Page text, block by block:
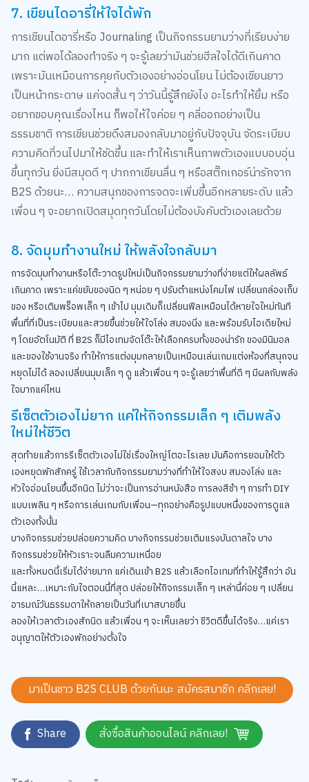
7. เขียนไดอารี่ให้ใจได้พัก
การเขียนไดอารี่หรือ Journaling เป็นกิจกรรมยามว่างที่เรียบง่าย
มาก แต่พอได้ลองทำจริง ๆ จะรู้เลยว่ามันช่วยฮีลใจได้ดีเกินคาด
เพราะมันเหมือนการคุยกับตัวเองอย่างอ่อนโยน ไม่ต้องเขียนยาว
เป็นหน้ากระดาษ แค่จดสั้น ๆ ว่าวันนี้รู้สึกยังไง อะไรทำให้ยิ้ม หรือ
อยากขอบคุณเรื่องไหน ก็พอให้ใจค่อย ๆ คลี่ออกอย่างเป็น
ธรรมชาติ การเขียนช่วยดึงสมองกลับมาอยู่กับปัจจุบัน จัดระเบียบ
ความคิดที่วนไปมาให้ชัดขึ้น และทำให้เราเห็นภาพตัวเองแบบอบอุ่น
ขึ้นทุกวัน ยิ่งมีสมุดดี ๆ ปากกาเขียนลื่น ๆ หรือสติ๊กเกอร์น่ารักจาก
B2S ด้วยนะ… ความสนุกของการจดจะเพิ่มขึ้นอีกหลายระดับ แล้ว
เพื่อน ๆ จะอยากเปิดสมุดทุกวันโดยไม่ต้องบังคับตัวเองเลยด้วย
8. จัดมุมทำงานใหม่ ให้พลังใจกลับมา
การจัดมุมทำงานหรือโต๊ะวาดรูปใหม่เป็นกิจกรรมยามว่างที่ง่ายแต่ให้ผลลัพธ์
เกินคาด เพราะแค่ขยับของนิด ๆ หน่อย ๆ ปรับตำแหน่งโคมไฟ เปลี่ยนกล่องเก็บ
ของ หรือเติมพร็อพเล็ก ๆ เข้าไป มุมเดิมก็เปลี่ยนฟีลเหมือนได้หายใจใหม่ทันที
พื้นที่ที่เป็นระเบียบและสวยขึ้นช่วยให้ใจโล่ง สมองนิ่ง และพร้อมรับไอเดียใหม่
ๆ โดยอัตโนมัติ ที่ B2S ก็มีไอเทมจัดโต๊ะให้เลือกครบทั้งของน่ารัก ของมินิมอล
และของใช้งานจริง ทำให้การแต่งมุมกลายเป็นเหมือนเล่นเกมแต่งห้องที่สนุกจน
หยุดไม่ได้ ลองเปลี่ยนมุมเล็ก ๆ ดู แล้วเพื่อน ๆ จะรู้เลยว่าพื้นที่ดี ๆ มีผลกับพลัง
ใจมากแค่ไหน
รีเซ็ตตัวเองไม่ยาก แค่ให้กิจกรรมเล็ก ๆ เติมพลัง
ใหม่ให้ชีวิต
สุดท้ายแล้วการรีเซ็ตตัวเองไม่ใช่เรื่องใหญ่โตอะไรเลย มันคือการยอมให้ตัว
เองหยุดพักสักครู่ ใช้เวลากับกิจกรรมยามว่างที่ทำให้ใจสงบ สมองโล่ง และ
หัวใจอ่อนโยนขึ้นอีกนิด ไม่ว่าจะเป็นการอ่านหนังสือ การลงสีช้า ๆ การทำ DIY
แบบเพลิน ๆ หรือการเล่นเกมกับเพื่อน—ทุกอย่างคือรูปแบบหนึ่งของการดูแล
ตัวเองทั้งนั้น
บางกิจกรรมช่วยปล่อยความคิด บางกิจกรรมช่วยเติมแรงบันดาลใจ บาง
กิจกรรมช่วยให้หัวเราะจนลืมความเหนื่อย
และทั้งหมดนี้เริ่มได้ง่ายมาก แค่เดินเข้า B2S แล้วเลือกไอเทมที่ทำให้รู้สึกว่า อัน
นี้แหละ…เหมาะกับใจตอนนี้ที่สุด ปล่อยให้กิจกรรมเล็ก ๆ เหล่านี้ค่อย ๆ เปลี่ยน
อารมณ์วันธรรมดาให้กลายเป็นวันที่เบาสบายขึ้น
ลองให้เวลาตัวเองสักนิด แล้วเพื่อน ๆ จะเห็นเลยว่า ชีวิตดีขึ้นได้จริง…แค่เรา
อนุญาตให้ตัวเองพักอย่างตั้งใจ
มาเป็นชาว B2S CLUB ด้วยกันนะ สมัครสมาชิก คลิกเลย!
Share สั่งซื้อสินค้าออนไลน์ คลิกเลย!